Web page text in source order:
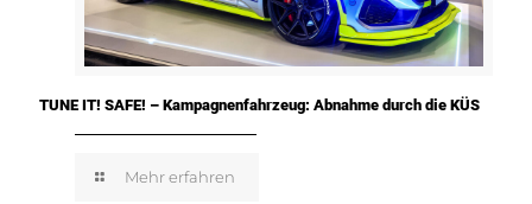
TUNE IT! SAFE! – Kampagnenfahrzeug: Abnahme durch die KÜS
Mehr erfahren